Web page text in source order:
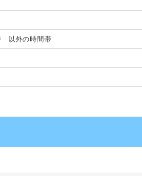
以外の時間帯